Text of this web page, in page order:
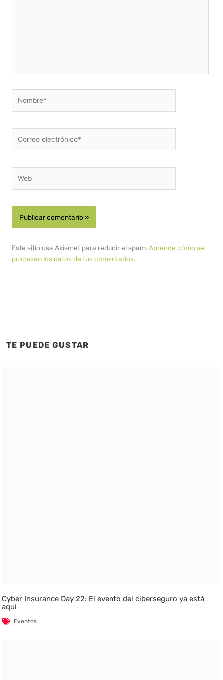
electrónico*
Este sitio usa Akismet para reducir el spam.Aprende cómo se
procesan los datos de tus comentarios.
TE PUEDE GUSTAR
Cyber Insurance Day 22: El evento del ciberseguro ya está
aquí
Eventos